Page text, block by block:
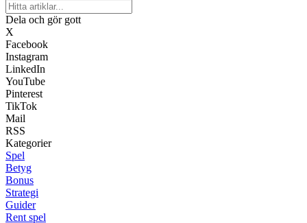
Dela och gör gott
X
Facebook
Instagram
LinkedIn
YouTube
Pinterest
TikTok
Mail
RSS
Kategorier
Spel
Betyg
Bonus
Strategi
Guider
Rent spel